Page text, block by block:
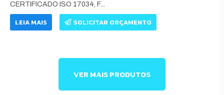
CERTIFICADO ISO 17034, F...
LEIA MAIS SOLICITAR ORÇAMENTO
VER MAIS PRODUTOS